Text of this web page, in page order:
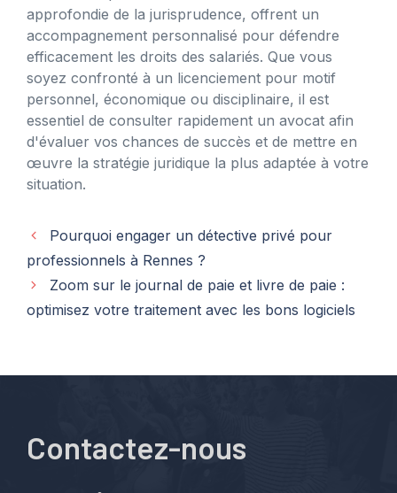
approfondie de la jurisprudence, offrent un
accompagnement personnalisé pour défendre
efficacement les droits des salariés. Que vous
soyez confronté à un licenciement pour motif
personnel, économique ou disciplinaire, il est
essentiel de consulter rapidement un avocat afin
d'évaluer vos chances de succès et de mettre en
œuvre la stratégie juridique la plus adaptée à votre
situation.
Pourquoi engager un détective privé pour
professionnels à Rennes ?
Zoom sur le journal de paie et livre de paie :
optimisez votre traitement avec les bons logiciels
Contactez-nous